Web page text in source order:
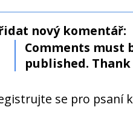
nový komentář:
Comments must
published. Thank
se pro psaní